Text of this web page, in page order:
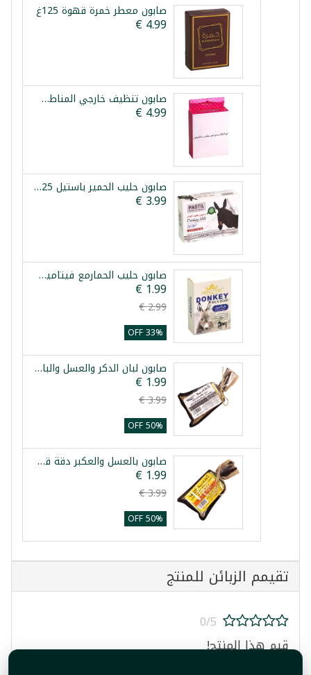
صابون معطر خمرة قهوة 125غ
صابون تنظيف خارجي المناطق الحساسة 75غ
صابون حليب الحمير باستيل 125غ
صابون حليب الحمارمع فيتامين ميسلتو 100غ
33% OFF
صابون لبان الدكر والعسل والبابونج دقة قديمة 80غ
50% OFF
صابون بالعسل والعكبر دقة قديمة 80غ
50% OFF
تقيمم الزبائن للمنتج
0/5
قيم هذا المنتج!